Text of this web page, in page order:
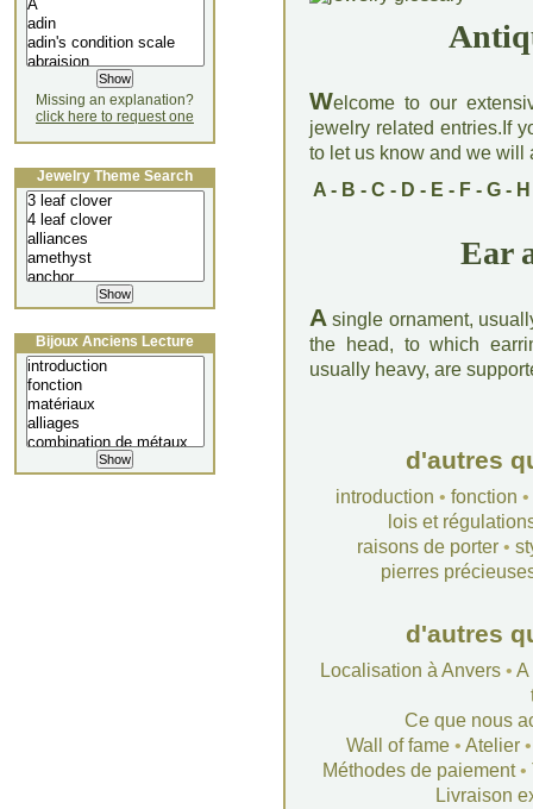
Welcome to our
jewelry related entries.If
to let us know and we will
A- B - C - D - E - F- G- H
Ear
A single ornament,
the head, to which
usually heavy, are
d'autres
introduction • fonction •
lois et
raisons de porter•
pierres
d'autres
Localisation à Anvers• A
Ce que nous
Wall of fame• Atelier
Méthodes de paiement•
Livraison
Missing an explanation?
click here to request one
Jewelry Theme Search
Bijoux Anciens Lecture